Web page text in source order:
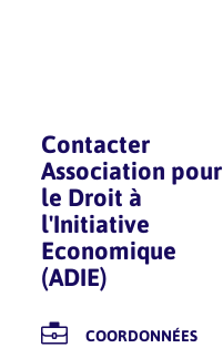
Contacter
Association pour
le Droit à
l'Initiative
Economique
(ADIE)
COORDONNÉES